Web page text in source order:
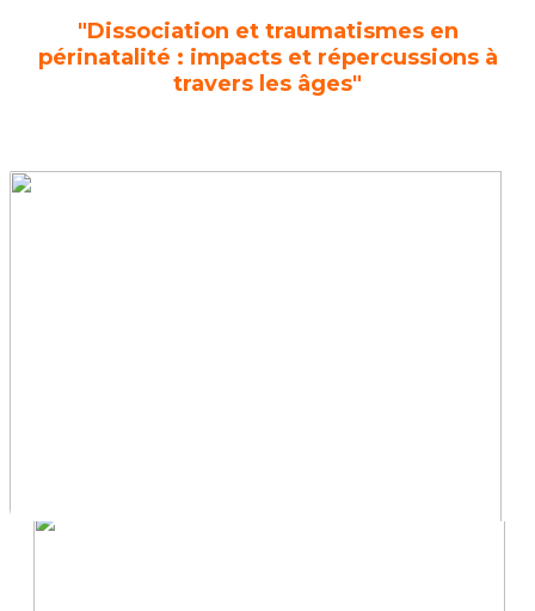
"Dissociation et traumatismes en
périnatalité : impacts et répercussions à
travers les âges"